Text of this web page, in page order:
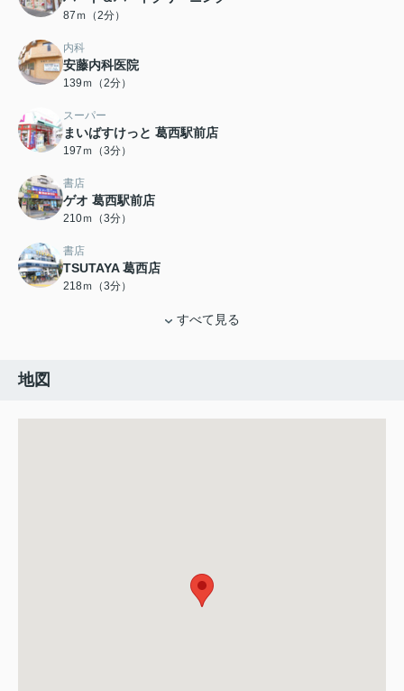
87ｍ（2分）
内科
安藤内科医院
139ｍ（2分）
スーパー
まいばすけっと 葛西駅前店
197ｍ（3分）
書店
ゲオ 葛西駅前店
210ｍ（3分）
書店
TSUTAYA 葛西店
218ｍ（3分）
すべて見る
地図